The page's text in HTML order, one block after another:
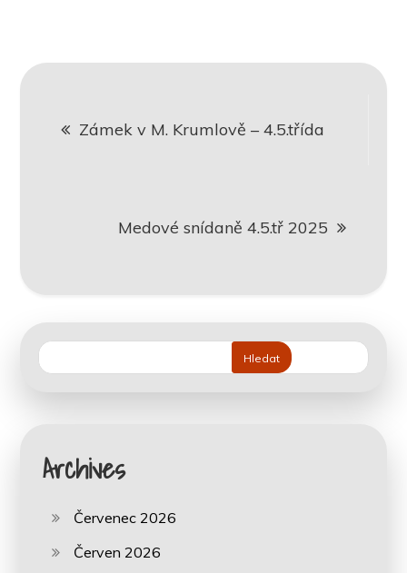
proZámek v M. Krumlově – 4.5.třída
Medové snídaně 4.5.tř 2025
Hledat
Archives
Červenec 2026
Červen 2026